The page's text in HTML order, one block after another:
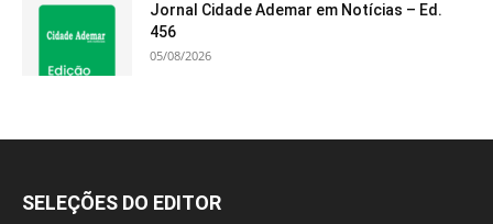
Jornal Cidade Ademar em Notícias – Ed.
456
05/08/2026
SELEÇÕES DO EDITOR